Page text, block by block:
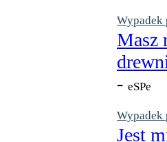
Wypadek
Masz
- eSPe
Wypadek
Jest